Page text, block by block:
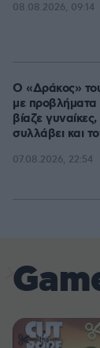
08.08.2026, 09:14
Ο «Δράκος»
με
βίαζε
συλλάβει και
07.08.2026, 22:54